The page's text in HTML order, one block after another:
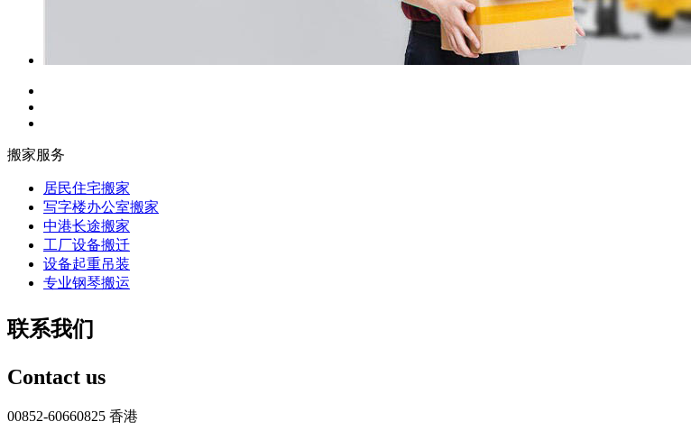
搬家服务
居民住宅搬家
写字楼办公室搬家
中港长途搬家
工厂设备搬迁
设备起重吊装
专业钢琴搬运
联系我们
Contact us
00852-60660825 香港